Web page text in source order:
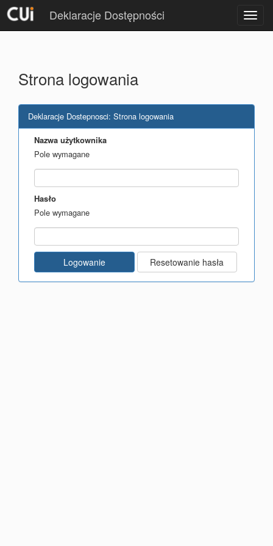
Deklaracje Dostępności
Strona logowania
Deklaracje Dostepnosci: Strona logowania
Nazwa użytkownika
Pole wymagane
Hasło
Pole wymagane
Logowanie Resetowanie hasła